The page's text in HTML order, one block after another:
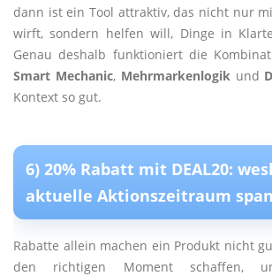
dann ist ein Tool attraktiv, das nicht nur
wirft, sondern helfen will, Dinge in
Genau deshalb funktioniert die
Smart Mechanic, Mehrmarkenlogik und
Kontext so gut.
6) 20% Rabatt mit DEAL20:
aktuelle Aktionszeitraum
Rabatte allein machen ein Produkt nicht
den richtigen Moment schaffen,